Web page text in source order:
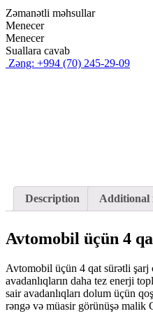
Zəmanətli məhsullar
Menecer
Menecer
Suallara cavab
Zəng: +994 (70) 245-29-09
Description Additional
Avtomobil üçün 4
Avtomobil üçün 4 qat sürətli şarj
avadanlıqların daha tez enerji
sair avadanlıqları dolum üçün
rəngə və müasir görünüşə malik